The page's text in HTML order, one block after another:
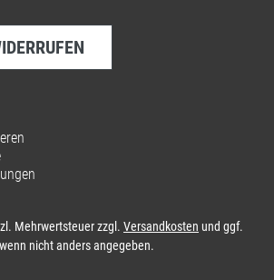
Mehrwertsteuer zzgl. Versandkosten und ggf.
nicht anders angegeben.